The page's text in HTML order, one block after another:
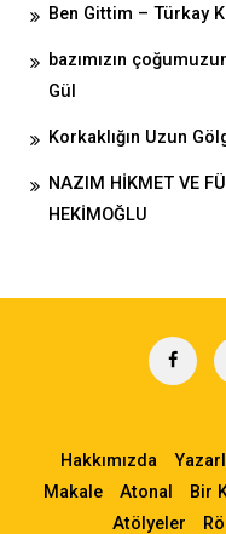
Ben Gittim – Türkay
bazımızın
Gül
Korkaklığın Uzun
NAZIM HİKMET VE
HEKİMOĞLU
Hakkımızda
Makale
Atonal Bir
Atölyeler